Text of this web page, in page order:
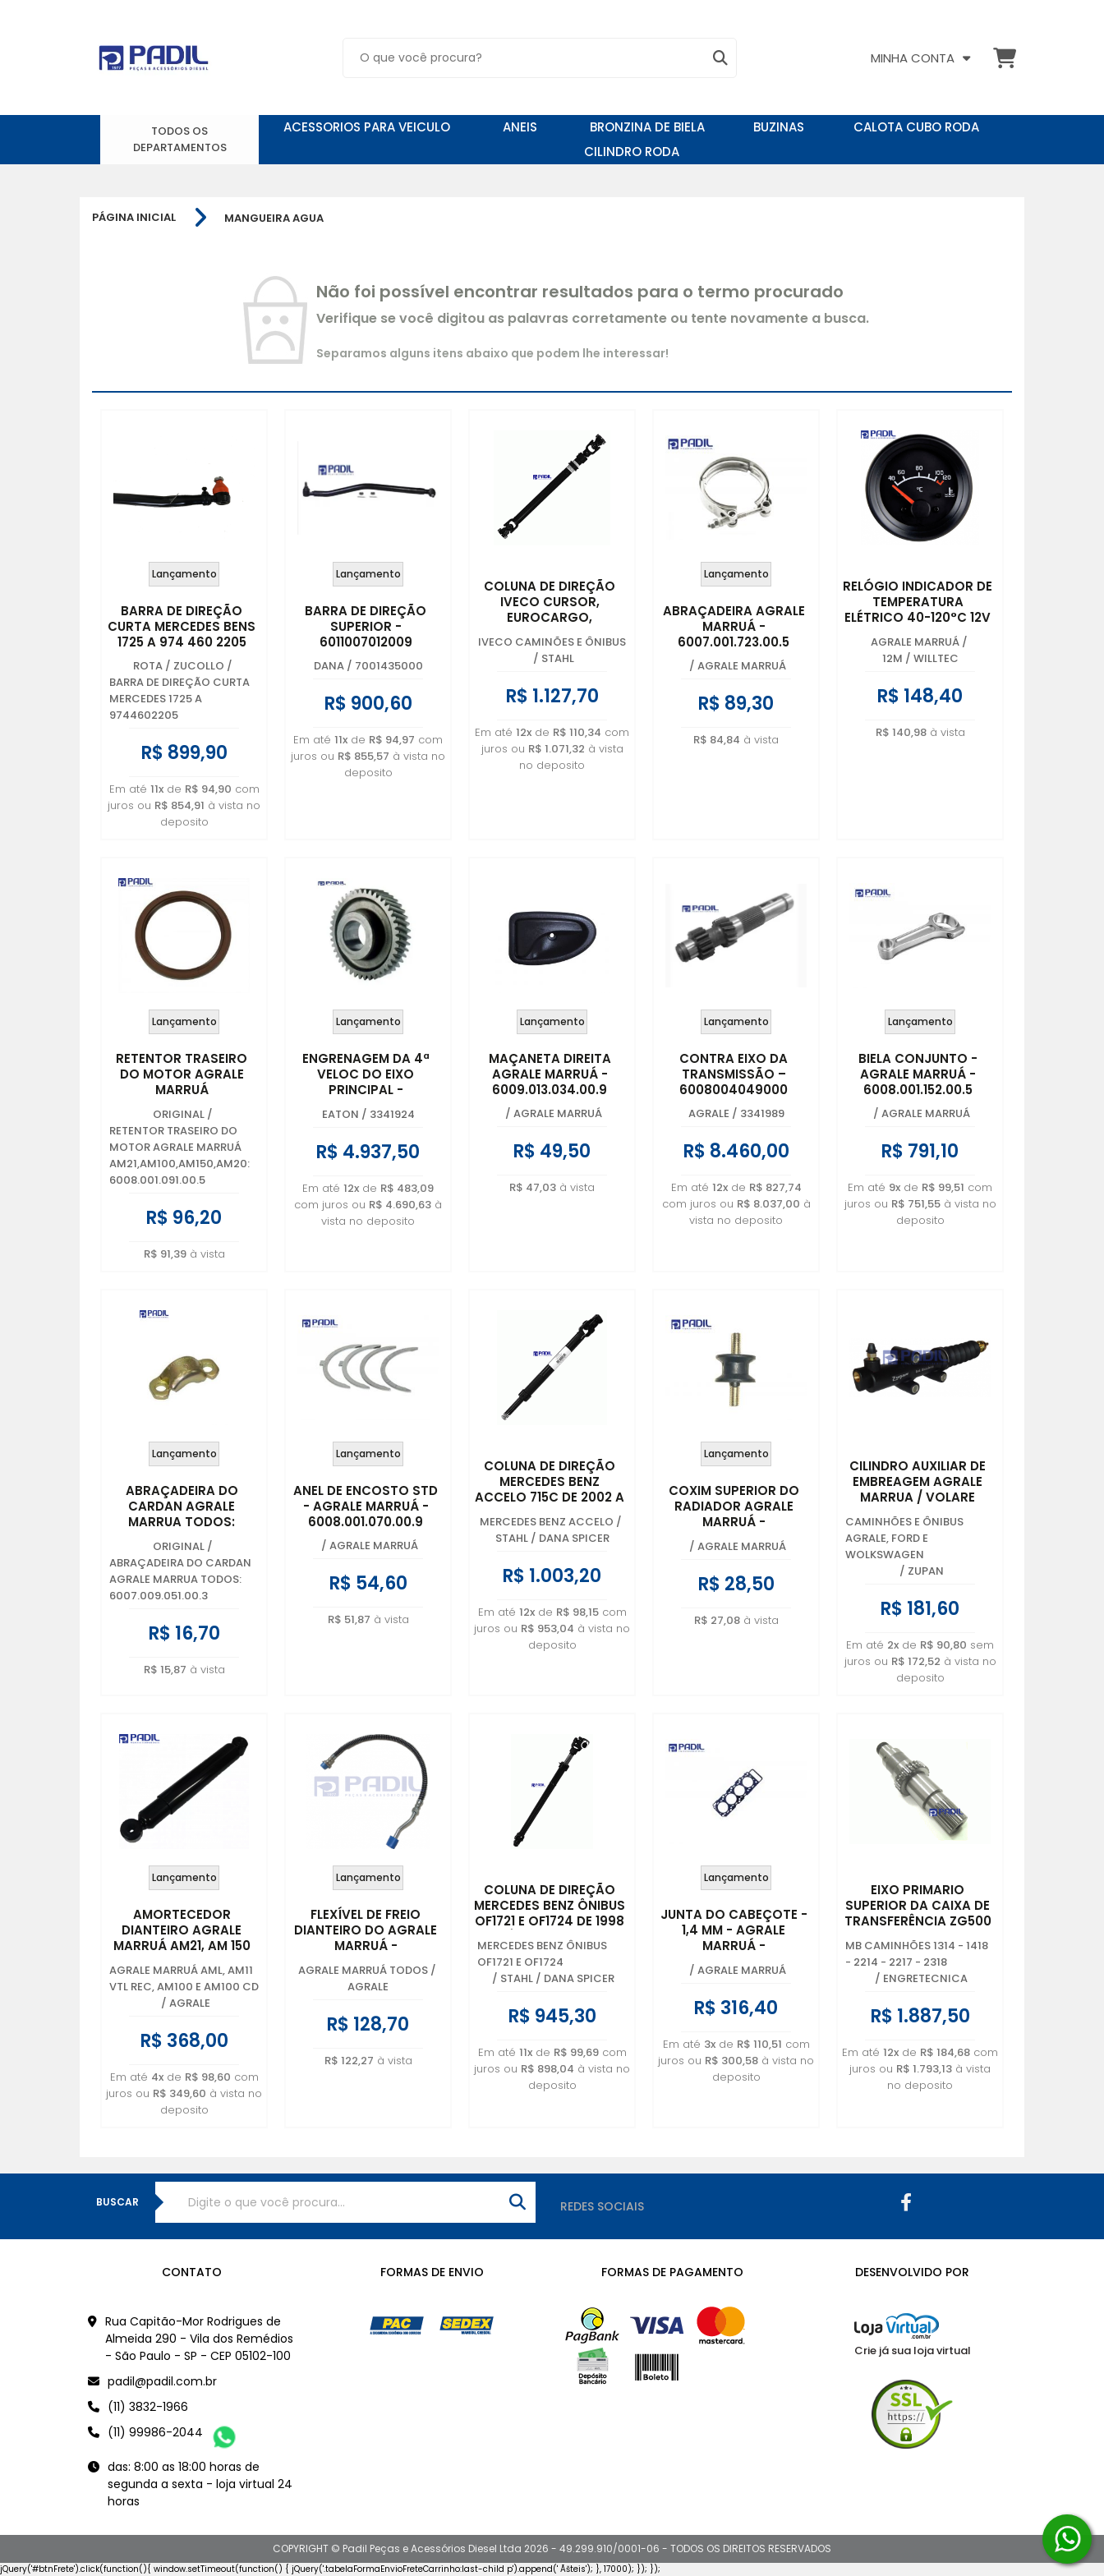
MINHA CONTA
TODOS OS
DEPARTAMENTOS
ACESSORIOS PARA VEICULO ANEIS BRONZINA DE BIELA BUZINAS
CALOTA CUBO RODA
CILINDRO RODA
PÁGINA INICIAL MANGUEIRA AGUA
Não foi possível encontrar resultados para o termo procurado
Verifique se você digitou as palavras corretamente ou tente novamente a busca.
Separamos alguns itens abaixo que podem lhe interessar!
Lançamento
BARRA DE DIREÇÃO
CURTA MERCEDES BENS
1725 A 974 460 2205
ROTA / ZUCOLLO /
BARRA DE DIREÇÃO CURTA
MERCEDES 1725 A
9744602205
R$ 899,90
Em até 11xde R$ 94,90 com
juros ou R$ 854,91 à vista no
deposito
Lançamento
BARRA DE DIREÇÃO
SUPERIOR -
6011007012009
DANA / 7001435000
R$ 900,60
Em até 11x de R$ 94,97 com
juros ou R$ 855,57 à vista no
deposito
COLUNA DE DIREÇÃO
IVECO CURSOR,
EUROCARGO,
EUROTECH,
EUROTRAKKER, TECTOR
E CC170 E22 -
IVECO CAMINÕES E ÔNIBUS
/ STAHL
R$ 1.127,70
Em até 12x de R$ 110,34 com
juros ou R$ 1.071,32 à vista
no deposito
Lançamento
ABRAÇADEIRA AGRALE
MARRUÁ -
6007.001.723.00.5
/ AGRALE MARRUÁ
R$ 89,30
R$ 84,84 à vista
RELÓGIO INDICADOR DE
TEMPERATURA
ELÉTRICO 40-120°C 12V
- 60MM - AGRALE
MARRUÁ -
6009.013.143.00.8
AGRALE MARRUÁ /
12M / WILLTEC
R$ 148,40
R$ 140,98à vista
Lançamento
RETENTOR TRASEIRO
DO MOTOR AGRALE
MARRUÁ
AM21,AM100,AM150,AM20:
6008.001.091.00.5
ORIGINAL /
RETENTOR TRASEIRO DO
MOTOR AGRALE MARRUÁ
AM21,AM100,AM150,AM20:
6008.001.091.00.5
R$ 96,20
R$ 91,39à vista
Lançamento
ENGRENAGEM DA 4ª
VELOC DO EIXO
PRINCIPAL -
6008004036007
EATON / 3341924
R$ 4.937,50
Em até 12x de R$ 483,09
com juros ou R$ 4.690,63 à
vista no deposito
Lançamento
MAÇANETA DIREITA
AGRALE MARRUÁ -
6009.013.034.00.9
/ AGRALE MARRUÁ
R$ 49,50
R$ 47,03 à vista
Lançamento
CONTRA EIXO DA
TRANSMISSÃO –
6008004049000
AGRALE / 3341989
R$ 8.460,00
Em até 12xde R$ 827,74
com juros ou R$ 8.037,00 à
vista no deposito
Lançamento
BIELA CONJUNTO -
AGRALE MARRUÁ -
6008.001.152.00.5
/ AGRALE MARRUÁ
R$ 791,10
Em até 9x de R$ 99,51 com
juros ou R$ 751,55à vista no
deposito
Lançamento
ABRAÇADEIRA DO
CARDAN AGRALE
MARRUA TODOS:
6007.009.051.00.3
ORIGINAL /
ABRAÇADEIRA DO CARDAN
AGRALE MARRUA TODOS:
6007.009.051.00.3
R$ 16,70
R$ 15,87 à vista
Lançamento
ANEL DE ENCOSTO STD
- AGRALE MARRUÁ -
6008.001.070.00.9
/ AGRALE MARRUÁ
R$ 54,60
R$ 51,87 à vista
COLUNA DE DIREÇÃO
MERCEDES BENZ
ACCELO 715C DE 2002 A
2015 - 979 460 0209
MERCEDES BENZ ACCELO /
STAHL / DANA SPICER
R$ 1.003,20
Em até 12xde R$ 98,15com
juros ou R$ 953,04 à vista no
deposito
Lançamento
COXIM SUPERIOR DO
RADIADOR AGRALE
MARRUÁ -
6011.001.020.00.8 -
6013.101.238.00.1
/ AGRALE MARRUÁ
R$ 28,50
R$ 27,08à vista
CILINDRO AUXILIAR DE
EMBREAGEM AGRALE
MARRUA / VOLARE
6011.003.017.00.2 -
6007.003.334.00.9
CAMINHÕES E ÔNIBUS
AGRALE, FORD E
WOLKSWAGEN
/ ZUPAN
R$ 181,60
Em até 2x de R$ 90,80 sem
juros ou R$ 172,52 à vista no
deposito
Lançamento
AMORTECEDOR
DIANTEIRO AGRALE
MARRUÁ AM21, AM 150
CD – 6011.014.081.005
AGRALE MARRUÁ AML, AM11
VTL REC, AM100 E AM100 CD
/ AGRALE
R$ 368,00
Em até 4xde R$ 98,60 com
juros ou R$ 349,60 à vista no
deposito
Lançamento
FLEXÍVEL DE FREIO
DIANTEIRO DO AGRALE
MARRUÁ -
6011.005.023.00.8
AGRALE MARRUÁ TODOS /
AGRALE
R$ 128,70
R$ 122,27 à vista
COLUNA DE DIREÇÃO
MERCEDES BENZ ÔNIBUS
OF1721 E OF1724 DE 1998
ATÉ 2012 - 382 460
0009 - RCD192
MERCEDES BENZ ÔNIBUS
OF1721 E OF1724
/ STAHL / DANA SPICER
R$ 945,30
Em até 11xde R$ 99,69com
juros ou R$ 898,04 à vista no
deposito
Lançamento
JUNTA DO CABEÇOTE -
1,4 MM - AGRALE
MARRUÁ -
6013.001.116.00.0
/ AGRALE MARRUÁ
R$ 316,40
Em até 3xde R$ 110,51 com
juros ou R$ 300,58 à vista no
deposito
EIXO PRIMARIO
SUPERIOR DA CAIXA DE
TRANSFERÊNCIA ZG500
E VG500 MERCEDES
BENZ - 3832801121
MB CAMINHÕES 1314 - 1418
- 2214 - 2217 - 2318
/ ENGRETECNICA
R$ 1.887,50
Em até 12x de R$ 184,68 com
juros ou R$ 1.793,13 à vista
no deposito
BUSCAR REDES SOCIAIS
CONTATO
Rua Capitão-Mor Rodrigues de
Almeida 290 - Vila dos Remédios
- São Paulo - SP - CEP 05102-100
padil@padil.com.br
(11) 3832-1966
(11) 99986-2044
das: 8:00 as 18:00 horas de
segunda a sexta - loja virtual 24
horas
FORMAS DE ENVIO FORMAS DE PAGAMENTO DESENVOLVIDO POR
Crie já sua loja virtual
COPYRIGHT © Padil Peças e Acessórios Diesel Ltda 2026 - 49.299.910/0001-06 - TODOS OS DIREITOS RESERVADOS
jQuery('#btnFrete').click(function(){ window.setTimeout(function() { jQuery('.tabelaFormaEnvioFreteCarrinho:last-child p').append(' Ãšteis'); }, 17000); }); });